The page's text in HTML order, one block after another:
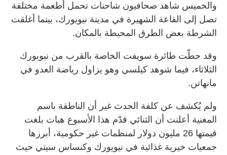
والخميس شاهد صحافيون شاحنات تحمل أطعمة مختلفة
تصل إلى القاعة الشهيرة في مدينة نيويورك، بينما أغلقت
الشرطة بعض الطرق المحيطة بالمكان.
وقد حطّت طائرة سويفت الخاصة بالقرب من نيويورك
الثلاثاء، فيما شوهد كيلسي وهو يزاول رياضة العدو في
مانهاتن.
ولم يُكشف عن كلفة الحدث غير أن الناطقة باسم
المغنية أعلنت أن الثنائي قدّم هذا الأسبوع هبات بلغت
قيمتها 26 مليون دولار لمنظمات غير حكومية، أبرزها
جمعيات خيرية غذائية في نيويورك وكنساس سيتي حيث